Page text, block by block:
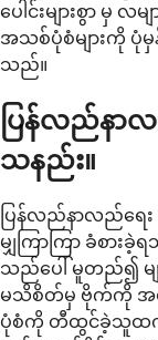
ပေါင်းများစွာ မှ
အသစ်ပုံစံများကို ပုံမှ
သည်။
ပြန်လည်နာ
သနည်း။
ပြန်လည်နာလည်ရေ
မျှကြာကြာ ခံစား
သည်ပေါ် မူတည်၍ မျာ
မသိစိတ်မှ ဗိုက်ကို အ
ပုံစံကို တီထွင်ခဲ့သူထ